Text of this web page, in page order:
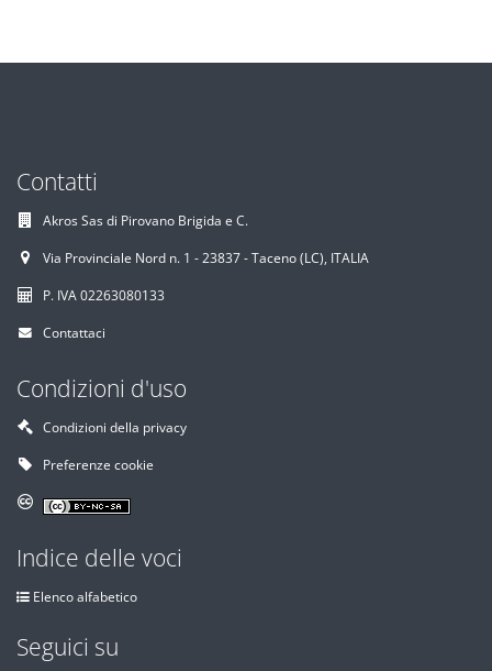
Contatti
Akros Sas di Pirovano Brigida e C.
Via Provinciale Nord n. 1 - 23837 - Taceno (LC), ITALIA
P. IVA 02263080133
Contattaci
Condizioni d'uso
Condizioni della privacy
Preferenze cookie
Indice delle voci
Elenco alfabetico
Seguici su